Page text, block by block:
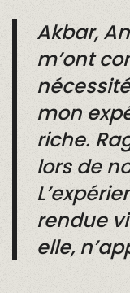
Akbar,
m’ont
mon
riche.
lors de
rendue
elle,